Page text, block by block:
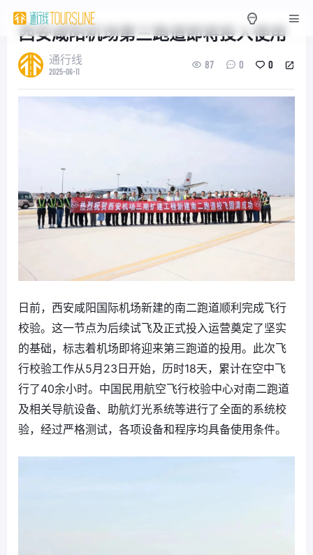
西安咸阳机场第三跑道即将投入使用
通行线
2025-06-11
87 0 0
日前，西安咸阳国际机场新建的南二跑道顺利完成飞行
校验。这一节点为后续试飞及正式投入运营奠定了坚实
的基础，标志着机场即将迎来第三跑道的投用。此次飞
行校验工作从5月23日开始，历时18天，累计在空中飞
行了40余小时。中国民用航空飞行校验中心对南二跑道
及相关导航设备、助航灯光系统等进行了全面的系统校
验，经过严格测试，各项设备和程序均具备使用条件。